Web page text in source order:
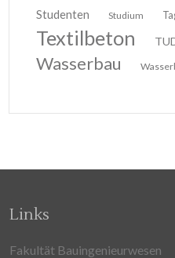
Studenten Studium
Textilbeton
Wasserbau
Links
Fakultät Bauingenieurwesen